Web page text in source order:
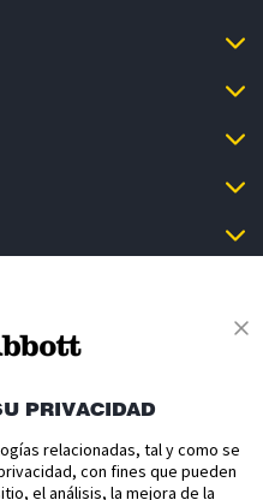
de venta
PRIVACIDAD
relacionadas, tal y como se
con fines que pueden
el análisis, la mejora de la